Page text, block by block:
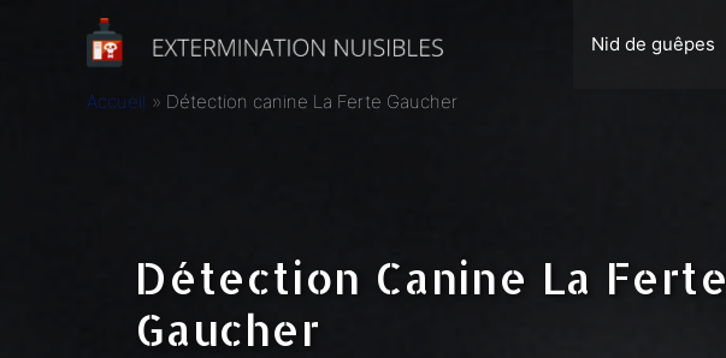
Nid de guêpes
Accueil Détection canine La Ferte Gaucher
Détection Canine La Ferte
Gaucher